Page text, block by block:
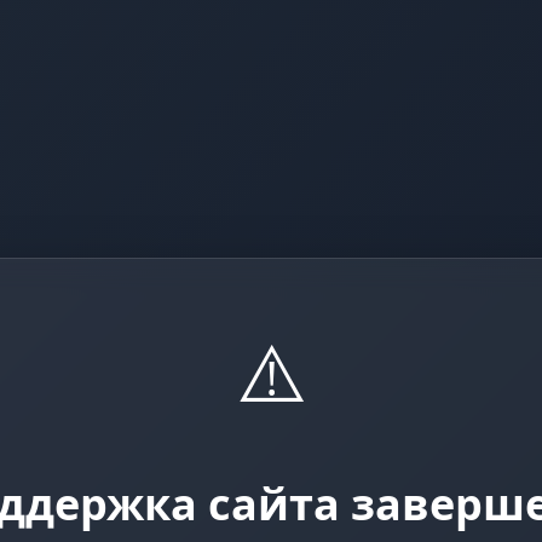
⚠️
сайта